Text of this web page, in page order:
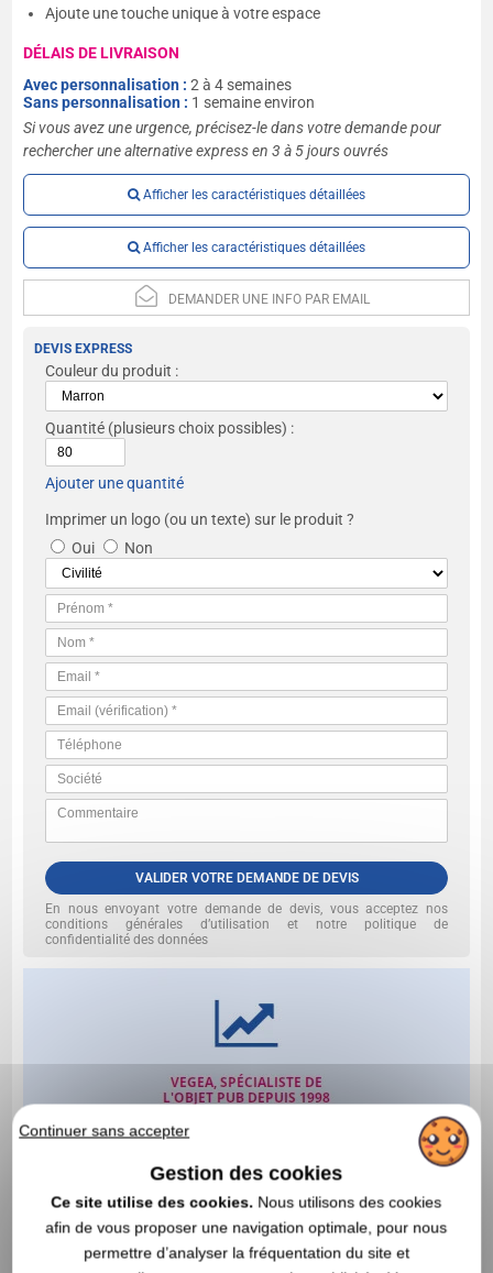
Ajoute une touche unique à votre espace
DÉLAIS DE LIVRAISON
Avec personnalisation :2 à 4 semaines
Sans personnalisation : 1 semaine environ
Si vous avez une urgence, précisez-le dans votre demande pour
rechercher une alternative express en 3 à 5 jours ouvrés
Afficher les caractéristiques détaillées
Afficher les caractéristiques détaillées
DEMANDER UNE INFO PAR EMAIL
DEVIS EXPRESS
Couleur du produit :
Quantité (plusieurs choix possibles) :
Ajouter une quantité
Imprimer un logo (ou un texte) sur le produit ?
Oui
Non
VALIDER VOTRE DEMANDE DE DEVIS
En nous envoyant votre demande de devis, vous acceptez nos
conditions générales d’utilisation et notre politique de
confidentialité des données
Continuer sans accepter
Gestion des cookies
Ce site utilise des cookies. Nous utilisons des cookies
afin de vous proposer une navigation optimale, pour nous
permettre d’analyser la fréquentation du site et